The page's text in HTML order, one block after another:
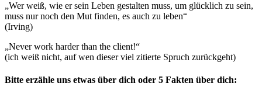
„Wer weiß, wie er sein Leben gestalten muss, um glücklich zu sein,
muss nur noch den Mut finden, es auch zu leben“
(Irving)
„Never work harder than the client!“
(ich weiß nicht, auf wen dieser viel zitierte Spruch zurückgeht)
Bitte erzähle uns etwas über dich oder 5 Fakten über dich: